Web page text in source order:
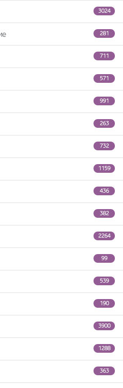
3024
281
711
571
991
263
732
1159
436
382
2264
99
539
190
3900
1288
363